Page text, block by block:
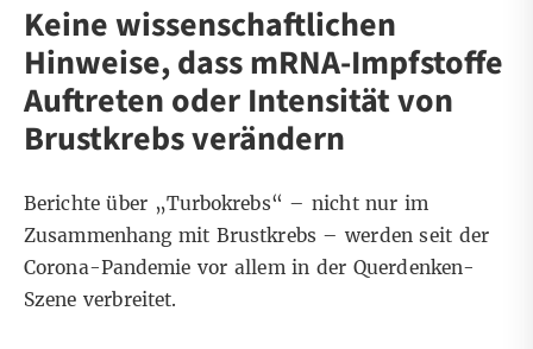
Keine wissenschaftlichen
Hinweise, dass mRNA-Impfstoffe
Auftreten oder Intensität von
Brustkrebs verändern
Berichte über „Turbokrebs“ – nicht nur im
Zusammenhang mit Brustkrebs – werden seit der
Corona-Pandemievor allem in der Querdenken-
Szene verbreitet.